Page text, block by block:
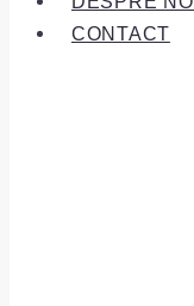
CONTACT